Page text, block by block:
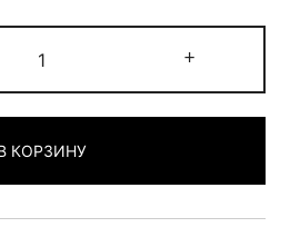
товара
Бальзам
«Уни»
30гр.
(пробник)
+
КОРЗИНУ